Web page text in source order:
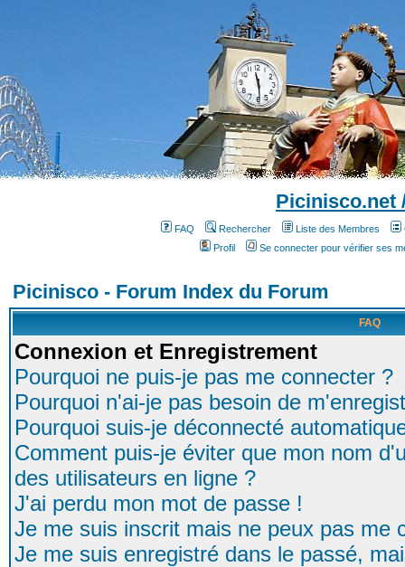
Picinisco.net
FAQ Rechercher Liste des Membres
Profil
Se connecter pour vérifier ses
Picinisco - Forum Index du Forum
FAQ
Connexion et Enregistrement
Pourquoi ne puis-je pas me connecter ?
Pourquoi n'ai-je pas besoin de
Pourquoi suis-je déconnecté
Comment puis-je éviter que mon nom
des utilisateurs en ligne ?
J'ai perdu mon mot de passe !
Je me suis inscrit mais ne peux pas me
Je me suis enregistré dans le passé,